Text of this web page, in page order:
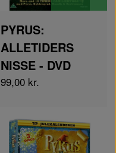
PYRUS:
ALLETIDERS
NISSE - DVD
99,00 kr.